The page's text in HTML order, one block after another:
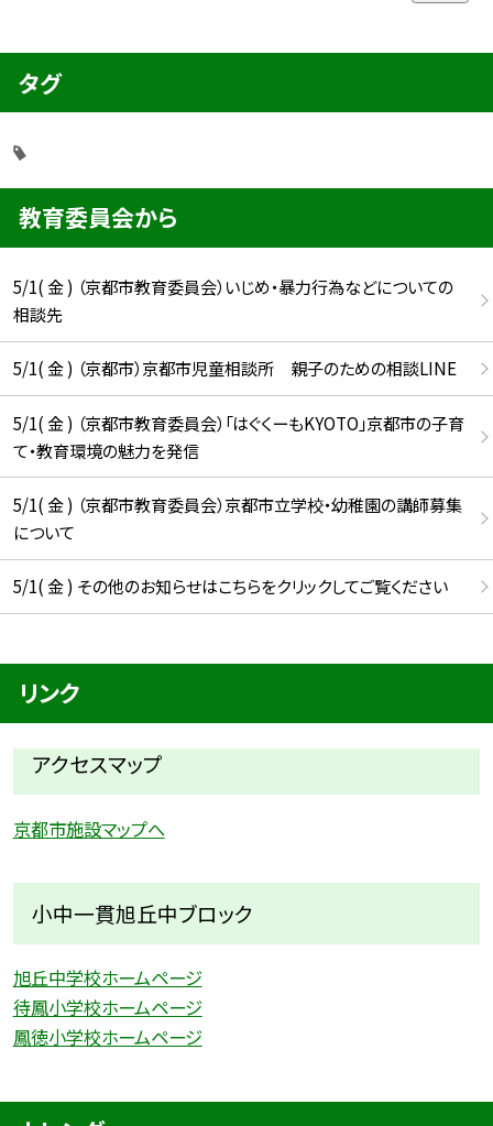
タグ
教育委員会から
5/1( 金 ) （京都市教育委員会）いじめ・暴力行為などについての
相談先
5/1( 金 ) （京都市）京都市児童相談所 親子のための相談LINE
5/1( 金 ) （京都市教育委員会）「はぐくーもKYOTO」京都市の子育
て・教育環境の魅力を発信
5/1( 金 ) （京都市教育委員会）京都市立学校・幼稚園の講師募集
について
5/1( 金 ) その他のお知らせはこちらをクリックしてご覧ください
リンク
アクセスマップ
京都市施設マップへ
小中一貫旭丘中ブロック
旭丘中学校ホームページ
待鳳小学校ホームページ
鳳徳小学校ホームページ